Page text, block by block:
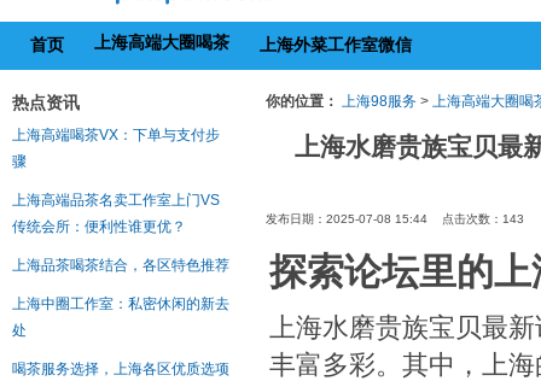
首页 上海高端大圈喝茶 上海外菜工作室微信
热点资讯
上海高端喝茶VX：下单与支付步
骤
上海高端品茶名卖工作室上门VS
传统会所：便利性谁更优？
上海品茶喝茶结合，各区特色推荐
上海中圈工作室：私密休闲的新去
处
喝茶服务选择，上海各区优质选项
你的位置： 上海98服务 > 上海高端大圈喝
上海水磨贵族宝贝最
发布日期：2025-07-08 15:44 点击次数：143
探索论坛里的
上海水磨贵族宝贝最
丰富多彩。其中，上